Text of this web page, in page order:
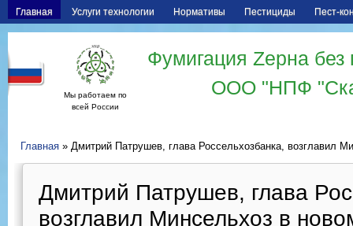
Главная Услуги технологии Нормативы Пестициды Пест-
Мы работаем по
всей России
Фумигация Zерна
ООО "НПФ
Главная » Дмитрий Патрушев, глава Россельхозбанка, возглавил
Дмитрий Патрушев, глава
возглавил Минсельхоз в